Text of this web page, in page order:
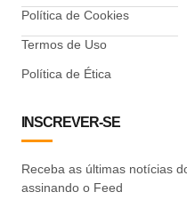
Política de Cookies
Termos de Uso
Política de Ética
INSCREVER-SE
Receba as últimas notícias
assinando o Feed